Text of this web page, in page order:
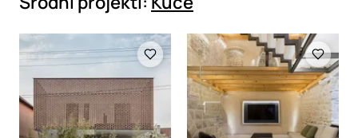
Loading Loading